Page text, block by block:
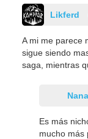
Likferd
A mi me parece
sigue siendo
saga, mientras
Es más
mucho más